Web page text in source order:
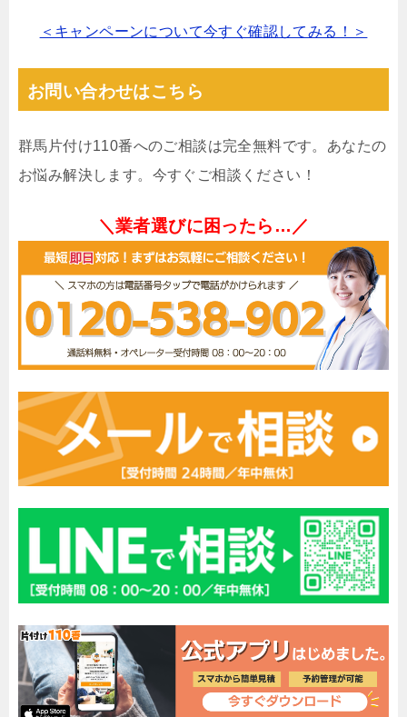
＜キャンペーンについて今すぐ確認してみる！＞
お問い合わせはこちら
群馬片付け110番へのご相談は完全無料です。あなたの
お悩み解決します。今すぐご相談ください！
＼業者選びに困ったら…／